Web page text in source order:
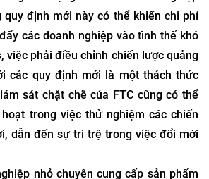
quy định mới này có thể khiến chi phí
các doanh nghiệp vào tình thế khó
việc phải điều chỉnh chiến lược quảng
các quy định mới là một thách thức
sát chặt chẽ của FTC cũng có thể
trong việc thử nghiệm các chiến
dẫn đến sự trì trệ trong việc đổi mới
nhỏ chuyên cung cấp sản phẩm